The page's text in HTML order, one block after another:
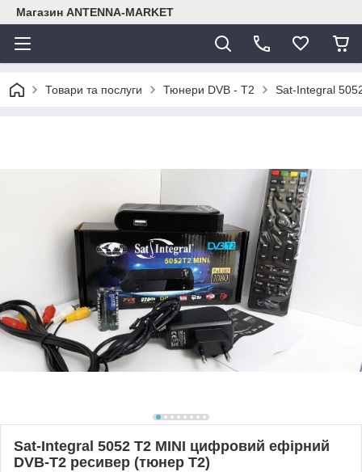
Магазин ANTENNA-MARKET
Товари та послуги Тюнери DVB - T2 Sat-Integral
Sat-Integral 5052 T2 MINI цифровий ефірний
DVB-T2 ресивер (тюнер Т2)